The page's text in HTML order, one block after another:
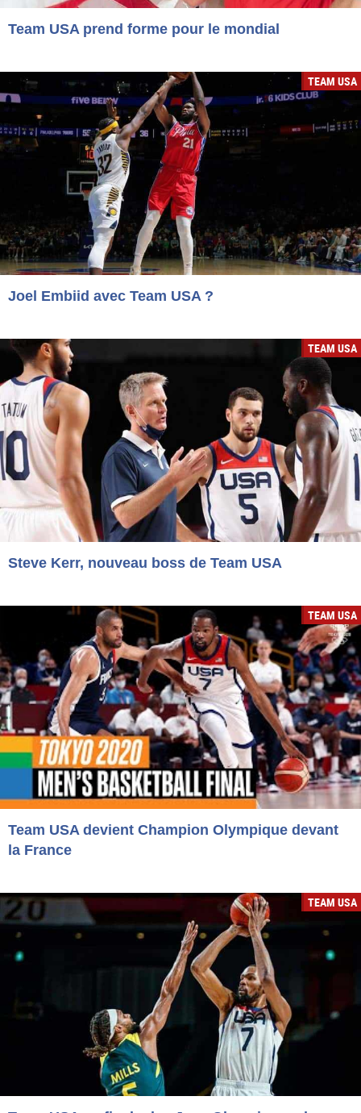
Team USA prend forme pour le mondial
TEAM USA
Joel Embiid avec Team USA ?
TEAM USA
Steve Kerr, nouveau boss de Team USA
TEAM USA
Team USA devient Champion Olympique devant
la France
TEAM USA